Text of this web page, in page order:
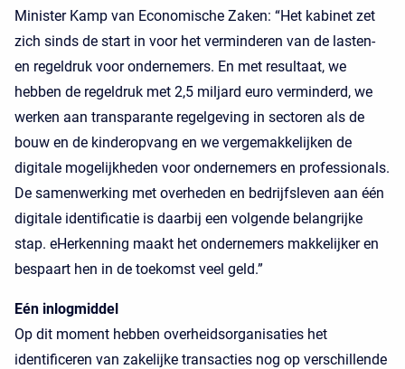
Minister Kamp van Economische Zaken: “Het kabinet zet
zich sinds de start in voor het verminderen van de lasten-
en regeldruk voor ondernemers. En met resultaat, we
hebben de regeldruk met 2,5 miljard euro verminderd, we
werken aan transparante regelgeving in sectoren als de
bouw en de kinderopvang en we vergemakkelijken de
digitale mogelijkheden voor ondernemers en professionals.
De samenwerking met overheden en bedrijfsleven aan één
digitale identificatie is daarbij een volgende belangrijke
stap. eHerkenning maakt het ondernemers makkelijker en
bespaart hen in de toekomst veel geld.”
Eén inlogmiddel
Op dit moment hebben overheidsorganisaties het
identificeren van zakelijke transacties nog op verschillende